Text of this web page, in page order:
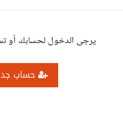
يرجى الدخول لحسابك أو
حساب